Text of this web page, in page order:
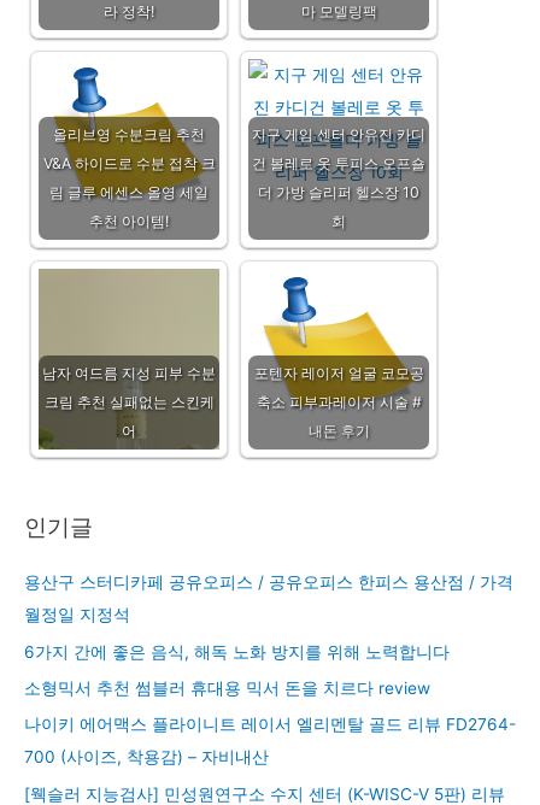
라 정착!
마 모델링팩
올리브영 수분크림 추천
V&A 하이드로 수분 접착 크
림 글루 에센스 올영 세일
추천 아이템!
지구 게임 센터 안유진 카디
건 볼레로 옷 투피스 오프숄
더 가방 슬리퍼 헬스장 10
회
남자 여드름 지성 피부 수분
크림 추천 실패없는 스킨케
어
포텐자 레이저 얼굴 코모공
축소 피부과레이저 시술 #
내돈 후기
인기글
용산구 스터디카페 공유오피스 / 공유오피스 한피스 용산점 / 가격
월정일 지정석
6가지 간에 좋은 음식, 해독 노화 방지를 위해 노력합니다
소형믹서 추천 썸블러 휴대용 믹서 돈을 치르다 review
나이키 에어맥스 플라이니트 레이서 엘리멘탈 골드 리뷰 FD2764-
700 (사이즈, 착용감) – 자비내산
[웩슬러 지능검사] 민성원연구소 수지 센터 (K-WISC-V 5판) 리뷰